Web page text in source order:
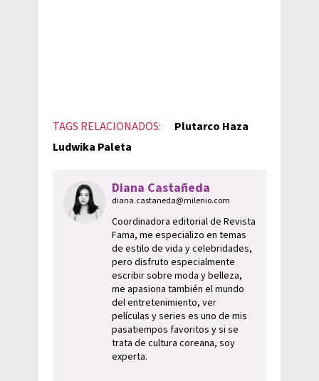
TAGS RELACIONADOS:
Plutarco Haza
Ludwika Paleta
Diana Castañeda
diana.castaneda@milenio.com
Coordinadora editorial de Revista
Fama, me especializo en temas
de estilo de vida y celebridades,
pero disfruto especialmente
escribir sobre moda y belleza,
me apasiona también el mundo
del entretenimiento, ver
películas y series es uno de mis
pasatiempos favoritos y si se
trata de cultura coreana, soy
experta.